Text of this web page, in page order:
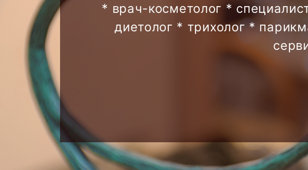
* врач-косметолог *
диетолог * трихолог *